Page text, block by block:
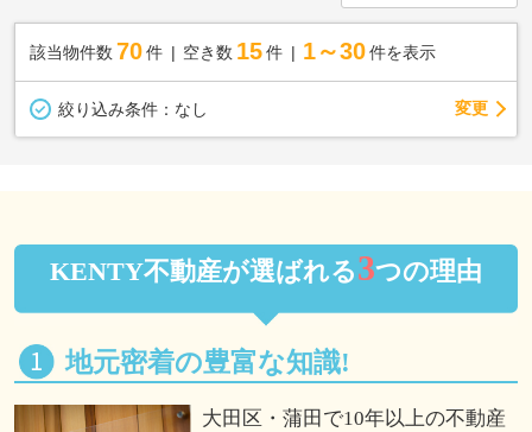
該当物件数 70件 空き数 15 件 1～30 件を表示
絞り込み条件： なし 変更
KENTY不動産が選ばれる3つの理由
地元密着の豊富な知識!
大田区・蒲田で10年以上の不動産